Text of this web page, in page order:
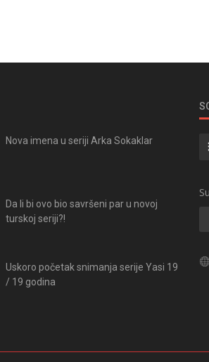
Nova imena u seriji Arka Sokaklar
Da li bi ovo bio savršeni par u novoj
turskoj seriji?!
Uskoro početak snimanja serije Yasi 19
/ 19 godina